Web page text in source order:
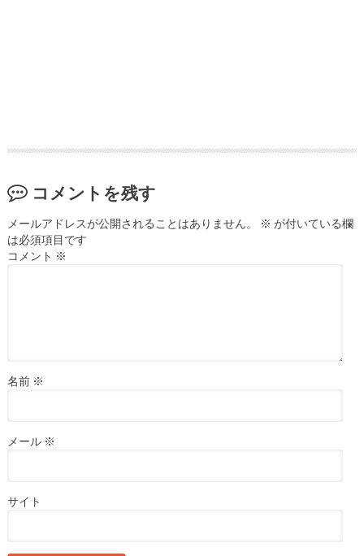
コメントを残す
メールアドレスが公開されることはありません。 ※ が付いている欄
は必須項目です
コメント ※
名前 ※
メール ※
サイト